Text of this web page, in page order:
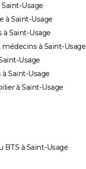
Usage
à Saint-Usage
Saint-Usage
à Saint-Usage
Usage
Saint-Usage
à Saint-Usage
BTS à Saint-Usage